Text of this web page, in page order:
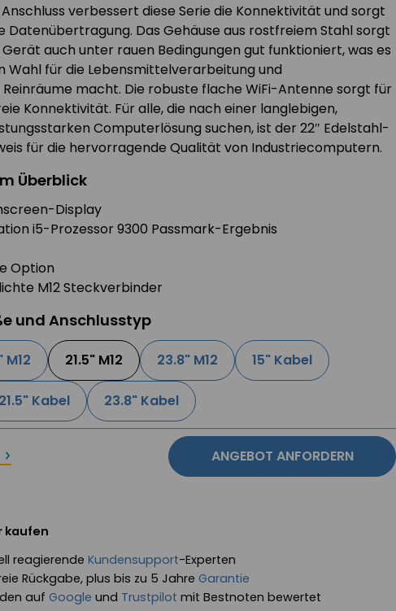
verbessert diese Serie die Konnektivität und sorgt
Datenübertragung. Das Gehäuse aus rostfreiem Stahl sorgt
Gerät auch unter rauen Bedingungen gut funktioniert, was es
Wahl für die Lebensmittelverarbeitung und
macht. Die robuste flache WiFi-Antenne sorgt für
Konnektivität. Für alle, die nach einer langlebigen,
Computerlösung suchen, ist der 22″ Edelstahl-
für die hervorragende Qualität von Industriecomputern.
Überblick
Display
i5-Prozessor 9300 Passmark-Ergebnis
Option
M12 Steckverbinder
und Anschlusstyp
M12 21.5" M12 23.8" M12 15" Kabel
21.5" Kabel 23.8" Kabel
ANGEBOT ANFORDERN
kaufen
reagierende Kundensupport-Experten
Rückgabe, plus bis zu 5 Jahre Garantie
auf Google und Trustpilot mit Bestnoten bewertet